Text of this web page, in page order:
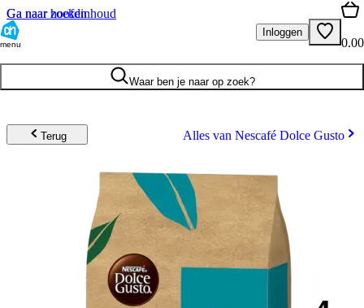
Ga naar hoofdinhoud
Ga naar zoeken
menu
Inloggen
0.00
Waar ben je naar op zoek?
Terug Alles van Nescafé Dolce Gusto